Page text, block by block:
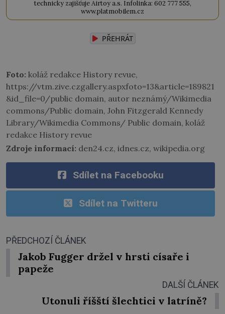
technicky zajišťuje Airtoy a.s. Infolinka: 602 777 555,
www.platmobilem.cz
PŘEHRÁT
Foto: koláž redakce History revue,
https://vtm.zive.czgallery.aspxfoto=13&article=189821
&id_file=0/public domain, autor neznámý/Wikimedia
commons/Public domain, John Fitzgerald Kennedy
Library/Wikimedia Commons/ Public domain, koláž
redakce History revue
Zdroje informací: den24.cz, idnes.cz, wikipedia.org
Sdílet na Facebooku
Sdílet na Twitteru
PŘEDCHOZÍ ČLÁNEK
Jakob Fugger držel v hrsti císaře i
papeže
DALŠÍ ČLÁNEK
Utonuli říšští šlechtici v latríně?